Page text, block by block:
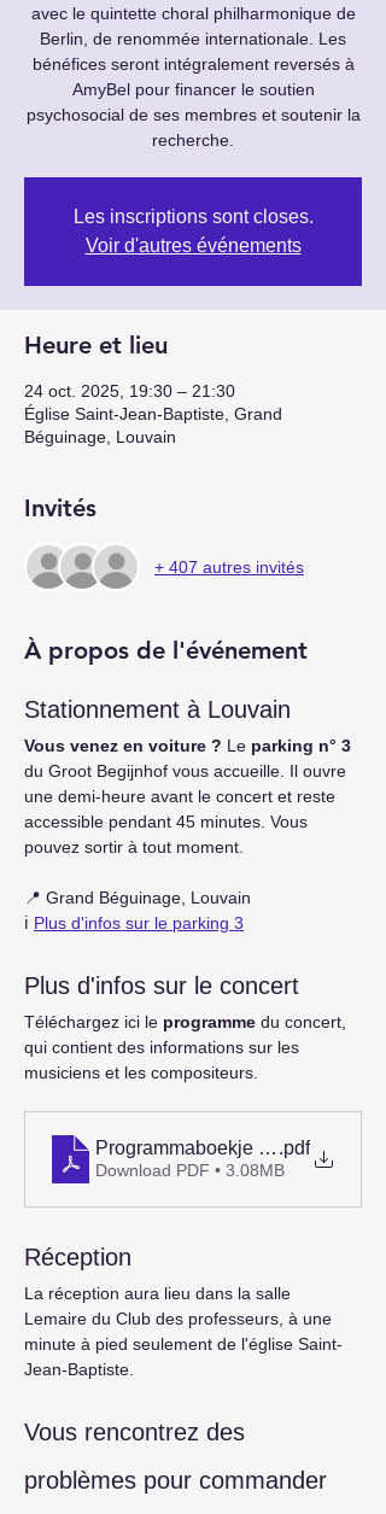
avec le quintette choral philharmonique de
Berlin, de renommée internationale. Les
bénéfices seront intégralement reversés à
AmyBel pour financer le soutien
psychosocial de ses membres et soutenir la
recherche.
Les inscriptions sont closes.
Voir d'autres événements
Heure et lieu
24 oct. 2025, 19:30 – 21:30
Église Saint-Jean-Baptiste, Grand
Béguinage, Louvain
Invités
+ 407 autres invités
À propos de l'événement
Stationnement à Louvain
Vous venez en voiture ? Le parking n° 3
du Groot Begijnhof vous accueille. Il ouvre
une demi-heure avant le concert et reste
accessible pendant 45 minutes. Vous
pouvez sortir à tout moment.
📍 Grand Béguinage, Louvain
ℹ️ Plus d'infos sur le parking 3
Plus d'infos sur le concert
Téléchargez ici le programme du concert,
qui contient des informations sur les
musiciens et les compositeurs.
Programmaboekje - Echo Voor
.pdf
Download PDF • 3.08MB
Réception
La réception aura lieu dans la salle
Lemaire du Club des professeurs, à une
minute à pied seulement de l'église Saint-
Jean-Baptiste.
Vous rencontrez des
problèmes pour commander